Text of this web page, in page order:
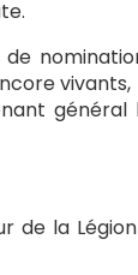
de
vivants,
général
de la Légion